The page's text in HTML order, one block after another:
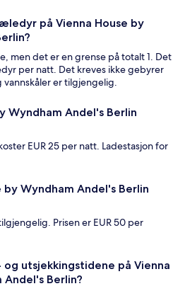
på Vienna House by
men det er en grense på totalt 1. Det
per natt. Det kreves ikke gebyrer
er tilgjengelig.
Wyndham Andel's Berlin
EUR 25 per natt. Ladestasjon for
by Wyndham Andel's Berlin
Prisen er EUR 50 per
og utsjekkingstidene på Vienna
Andel's Berlin?